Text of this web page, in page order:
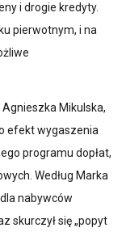
i drogie kredyty.
pierwotnym, i na
Mikulska,
efekt wygaszenia
programu dopłat,
Według Marka
nabywców
skurczył się „popyt